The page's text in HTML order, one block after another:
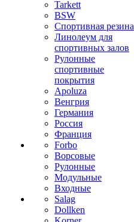
Tarkett
BSW
Спортивная резина
Линолеум для
спортивных залов
Рулонные
спортивные
покрытия
Apoluza
Венгрия
Германия
Россия
Франция
Forbo
Ворсовые
Рулонные
Модульные
Входные
Salag
Dollken